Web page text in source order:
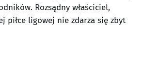
Rozsądny właściciel,
piłce ligowej nie zdarza się zbyt